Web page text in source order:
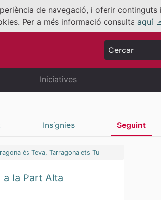
de navegació, i oferir continguts
Per a més informació consultaaquí
Cercar
Iniciatives
Insígnies Seguint
és Teva, Tarragona ets Tu
a la Part Alta